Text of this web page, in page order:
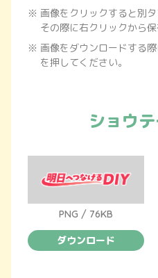
画像をクリックすると別
その際に右クリックから保
画像をダウンロードする
を押してください。
ショウ
PNG / 76KB
ダウンロード